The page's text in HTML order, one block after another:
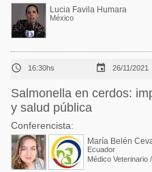
Lucia Favila Humara
México
 16:30hs  26/11/2021
Salmonella en cerdos:
y salud pública
Conferencista:
María Belén
Ecuador